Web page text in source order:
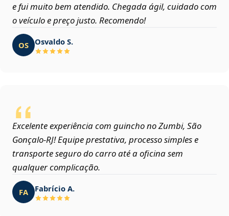
e fui muito bem atendido. Chegada ágil, cuidado com
o veículo e preço justo. Recomendo!
OS Osvaldo S.
Excelente experiência com guincho no Zumbi, São
Gonçalo‑RJ! Equipe prestativa, processo simples e
transporte seguro do carro até a oficina sem
qualquer complicação.
FA Fabrício A.